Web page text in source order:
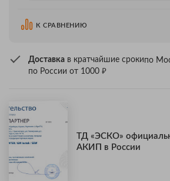
К СРАВНЕНИЮ
Доставка в кратчайшие срокипо
по России от 1000 ₽
ТД «ЭСКО»
АКИП в России